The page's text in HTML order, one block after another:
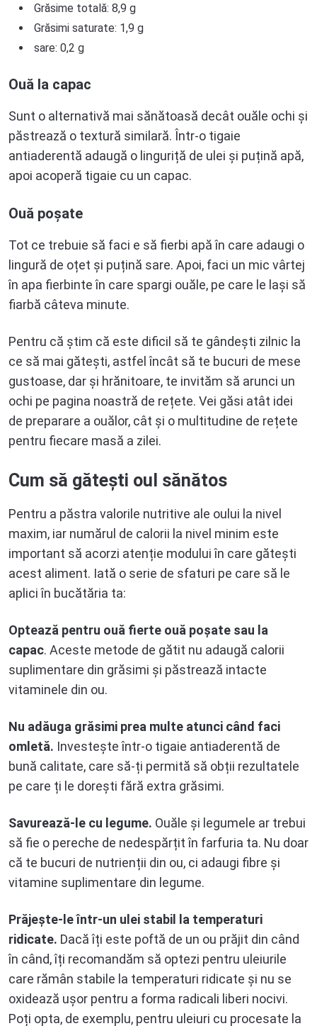
Grăsime totală: 8,9 g
Grăsimi saturate: 1,9 g
sare: 0,2 g
Ouă la capac
Sunt o alternativă mai sănătoasă decât ouăle ochi și
păstrează o textură similară. Într-o tigaie
antiaderentă adaugă o linguriță de ulei și puțină apă,
apoi acoperă tigaie cu un capac.
Ouă poșate
Tot ce trebuie să faci e să fierbi apă în care adaugi o
lingură de oțet și puțină sare. Apoi, faci un mic vârtej
în apa fierbinte în care spargi ouăle, pe care le lași să
fiarbă câteva minute.
Pentru că știm că este dificil să te gândești zilnic la
ce să mai gătești, astfel încât să te bucuri de mese
gustoase, dar și hrănitoare, te invităm să arunci un
ochi pe pagina noastră de rețete. Vei găsi atât idei
de preparare a ouălor, cât și o multitudine de rețete
pentru fiecare masă a zilei.
Cum să gătești oul sănătos
Pentru a păstra valorile nutritive ale oului la nivel
maxim, iar numărul de calorii la nivel minim este
important să acorzi atenție modului în care gătești
acest aliment. Iată o serie de sfaturi pe care să le
aplici în bucătăria ta:
Optează pentru ouă fierte ouă poșate sau la
capac. Aceste metode de gătit nu adaugă calorii
suplimentare din grăsimi și păstrează intacte
vitaminele din ou.
Nu adăuga grăsimi prea multe atunci când faci
omletă. Investește într-o tigaie antiaderentă de
bună calitate, care să-ți permită să obții rezultatele
pe care ți le dorești fără extra grăsimi.
Savurează-le cu legume. Ouăle și legumele ar trebui
să fie o pereche de nedespărțit în farfuria ta. Nu doar
că te bucuri de nutrienții din ou, ci adaugi fibre și
vitamine suplimentare din legume.
Prăjește-le într-un ulei stabil la temperaturi
ridicate. Dacă îți este poftă de un ou prăjit din când
în când, îți recomandăm să optezi pentru uleiurile
care rămân stabile la temperaturi ridicate și nu se
oxidează ușor pentru a forma radicali liberi nocivi.
Poți opta, de exemplu, pentru uleiuri cu procesate la